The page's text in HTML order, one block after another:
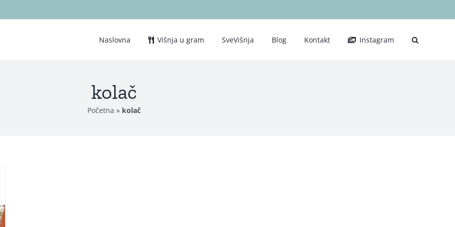
Naslovna Višnja u gram SveVišnja Blog Kontakt Instagram
kolač
Početna » kolač